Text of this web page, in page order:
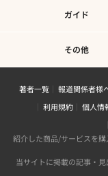
ガイド
その他
著者一覧 報道関係者様
利用規約
個人情
紹介した商品/サービスを
当サイトに掲載の記事・